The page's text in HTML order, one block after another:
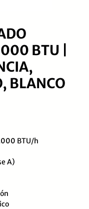
BTU |
BLANCO
BTU/h
A)